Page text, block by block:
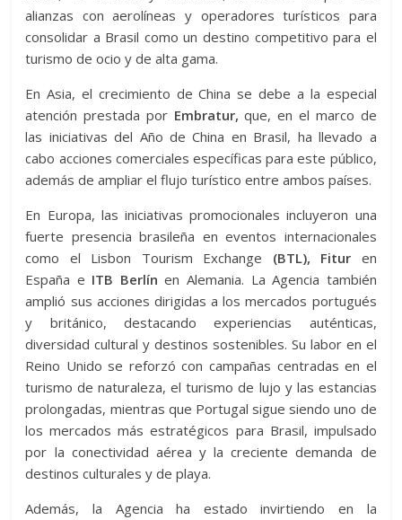
alianzas con aerolíneas y operadores turísticos para
consolidar a Brasil como un destino competitivo para el
turismo de ocio y de alta gama.
En Asia, el crecimiento de China se debe a la especial
atención prestada por Embratur, que, en el marco de
las iniciativas del Año de China en Brasil, ha llevado a
cabo acciones comerciales específicas para este público,
además de ampliar el flujo turístico entre ambos países.
En Europa, las iniciativas promocionales incluyeron una
fuerte presencia brasileña en eventos internacionales
como el Lisbon Tourism Exchange (BTL), Fitur en
España e ITB Berlín en Alemania. La Agencia también
amplió sus acciones dirigidas a los mercados portugués
y británico, destacando experiencias auténticas,
diversidad cultural y destinos sostenibles. Su labor en el
Reino Unido se reforzó con campañas centradas en el
turismo de naturaleza, el turismo de lujo y las estancias
prolongadas, mientras que Portugal sigue siendo uno de
los mercados más estratégicos para Brasil, impulsado
por la conectividad aérea y la creciente demanda de
destinos culturales y de playa.
Además, la Agencia ha estado invirtiendo en la